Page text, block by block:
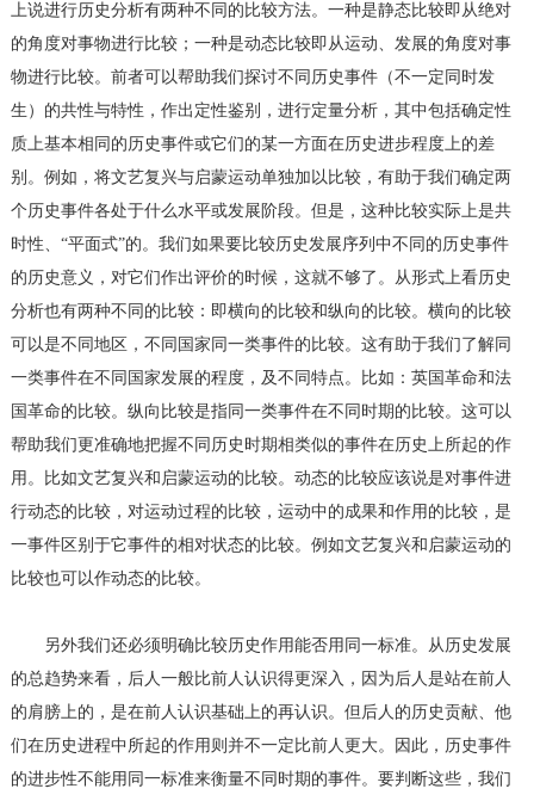
上说进行历史分析有两种不同的比较方法。一种是静态比较即从绝对
的角度对事物进行比较；一种是动态比较即从运动、发展的角度对事
物进行比较。前者可以帮助我们探讨不同历史事件（不一定同时发
生）的共性与特性，作出定性鉴别，进行定量分析，其中包括确定性
质上基本相同的历史事件或它们的某一方面在历史进步程度上的差
别。例如，将文艺复兴与启蒙运动单独加以比较，有助于我们确定两
个历史事件各处于什么水平或发展阶段。但是，这种比较实际上是共
时性、“平面式”的。我们如果要比较历史发展序列中不同的历史事件
的历史意义，对它们作出评价的时候，这就不够了。从形式上看历史
分析也有两种不同的比较：即横向的比较和纵向的比较。横向的比较
可以是不同地区，不同国家同一类事件的比较。这有助于我们了解同
一类事件在不同国家发展的程度，及不同特点。比如：英国革命和法
国革命的比较。纵向比较是指同一类事件在不同时期的比较。这可以
帮助我们更准确地把握不同历史时期相类似的事件在历史上所起的作
用。比如文艺复兴和启蒙运动的比较。动态的比较应该说是对事件进
行动态的比较，对运动过程的比较，运动中的成果和作用的比较，是
一事件区别于它事件的相对状态的比较。例如文艺复兴和启蒙运动的
比较也可以作动态的比较。
另外我们还必须明确比较历史作用能否用同一标准。从历史发展
的总趋势来看，后人一般比前人认识得更深入，因为后人是站在前人
的肩膀上的，是在前人认识基础上的再认识。但后人的历史贡献、他
们在历史进程中所起的作用则并不一定比前人更大。因此，历史事件
的进步性不能用同一标准来衡量不同时期的事件。要判断这些，我们